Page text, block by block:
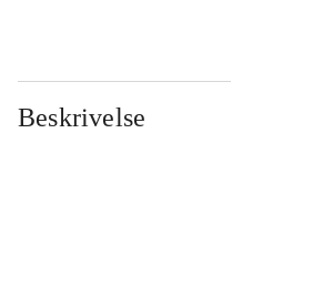
Beskrivelse